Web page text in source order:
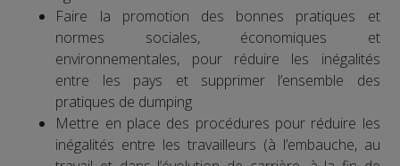
Faire la promotion des bonnes pratiques et
normes sociales, économiques et
environnementales, pour réduire les inégalités
entre les pays et supprimer l’ensemble des
pratiques de dumping
Mettre en place des procédures pour réduire les
inégalités entre les travailleurs (à l’embauche, au